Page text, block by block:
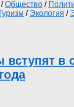
/Общество /
/ Экология /
вступят в